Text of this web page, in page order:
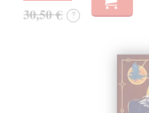
30,50 € ?